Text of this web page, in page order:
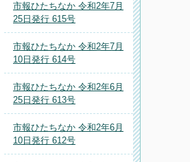
市報ひたちなか 令和2年7月
25日発行 615号
市報ひたちなか 令和2年7月
10日発行 614号
市報ひたちなか 令和2年6月
25日発行 613号
市報ひたちなか 令和2年6月
10日発行 612号